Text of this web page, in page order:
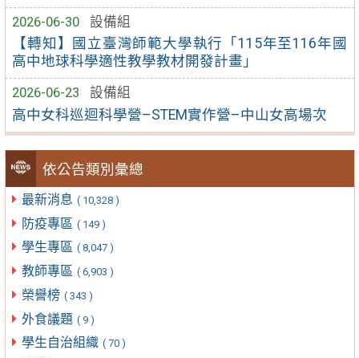
2026-06-30
設備組
【轉知】國立臺灣師範大學執行「115年至116年國
高中地球科學適性教學教材開發計畫」
2026-06-23
設備組
高中女科巡迴科學營–STEM實作營–中山女高場次
依公告類別彙總
最新消息 ( 10,328 )
防疫專區 ( 149 )
學生專區 ( 8,047 )
教師專區 ( 6,903 )
榮譽榜 ( 343 )
外食議題 ( 9 )
學生自治組織 ( 70 )